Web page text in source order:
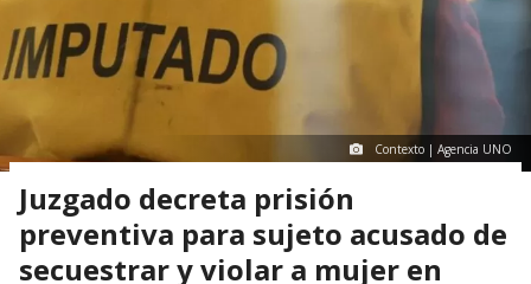
Contexto | Agencia UNO
Juzgado decreta prisión
preventiva para sujeto acusado de
secuestrar y violar a mujer en